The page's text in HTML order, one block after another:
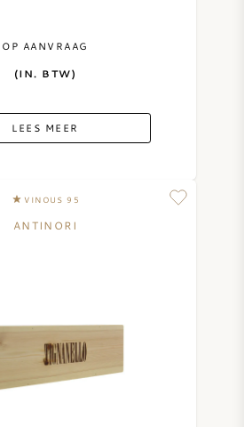
OP AANVRAAG
(IN. BTW)
LEES MEER
VINOUS 95
ANTINORI